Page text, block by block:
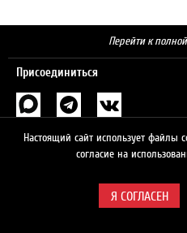
Перейти к
Присоединиться
Поиск
Настоящий сайт использует файлы
согласие на